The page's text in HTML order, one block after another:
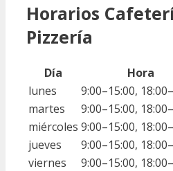
Horarios
Pizzería
Día
Hora
lunes
9:00–15:00,
martes
9:00–15:00,
miércoles 9:00–15:00,
jueves
9:00–15:00,
viernes
9:00–15:00,